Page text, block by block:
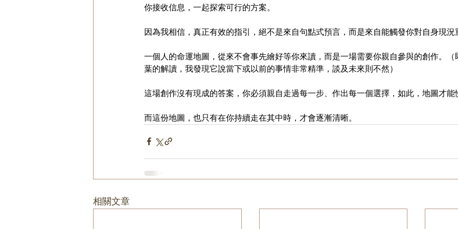
你接收信息，一起探索可行的方案。
因為我相信，真正有效的指引，絕不是來自句點式預言，而是來自能觸發你對自身現況
一個人的命運地圖，從來不會事先繪好等你來讀，而是一場需要你親自參與的創作。（
葉的解讀，我發現它說當下或以前的事情非常精準，談及未來則不然）
這場創作沒有現成的答案，你必須親自走過每一步、作出每一個選擇，如此，地圖才
而這份地圖，也只有在你持續走在其中時，才會逐漸清晰。
相關文章